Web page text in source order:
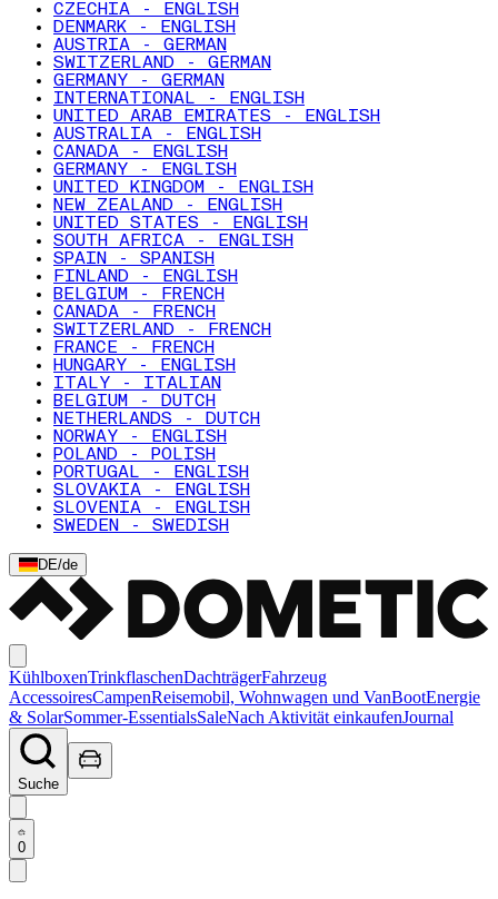
CZECHIA - ENGLISH
DENMARK - ENGLISH
AUSTRIA - GERMAN
SWITZERLAND - GERMAN
GERMANY - GERMAN
INTERNATIONAL - ENGLISH
UNITED ARAB EMIRATES - ENGLISH
AUSTRALIA - ENGLISH
CANADA - ENGLISH
GERMANY - ENGLISH
UNITED KINGDOM - ENGLISH
NEW ZEALAND - ENGLISH
UNITED STATES - ENGLISH
SOUTH AFRICA - ENGLISH
SPAIN - SPANISH
FINLAND - ENGLISH
BELGIUM - FRENCH
CANADA - FRENCH
SWITZERLAND - FRENCH
FRANCE - FRENCH
HUNGARY - ENGLISH
ITALY - ITALIAN
BELGIUM - DUTCH
NETHERLANDS - DUTCH
NORWAY - ENGLISH
POLAND - POLISH
PORTUGAL - ENGLISH
SLOVAKIA - ENGLISH
SLOVENIA - ENGLISH
SWEDEN - SWEDISH
DE/de
KühlboxenTrinkflaschenDachträgerFahrzeug
AccessoiresCampenReisemobil, Wohnwagen und VanBootEnergie
& SolarSommer-EssentialsSaleNach Aktivität einkaufenJournal
Suche
0